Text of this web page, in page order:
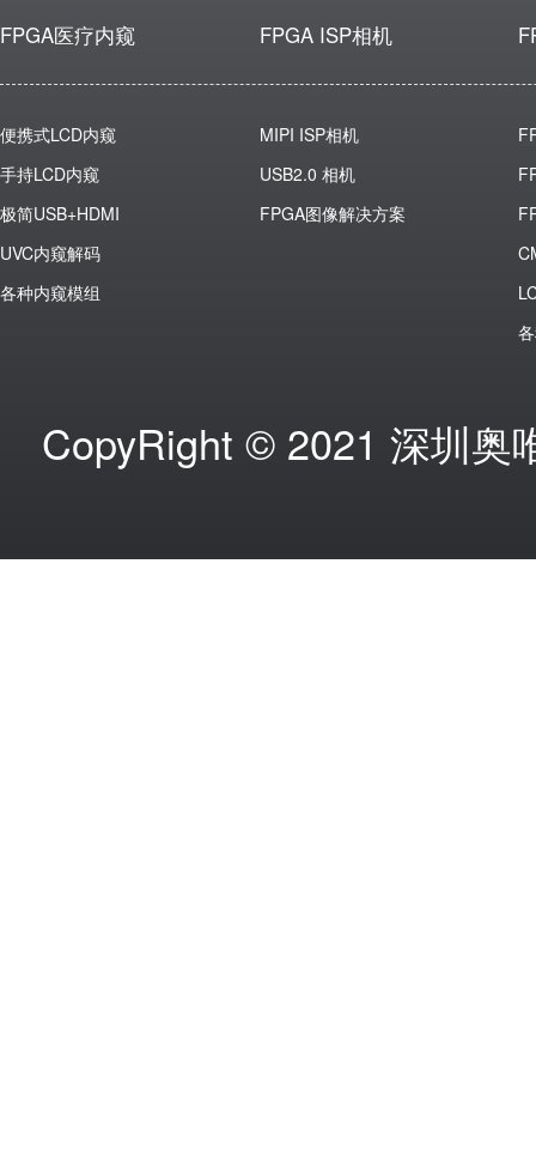
FPGA医疗内窥
便携式LCD内窥
手持LCD内窥
极简USB+HDMI
UVC内窥解码
各种内窥模组
FPGA ISP相机
MIPI ISP相机
USB2.0 相机
FPGA图像解决方案
CopyRight © 2021 深圳奥